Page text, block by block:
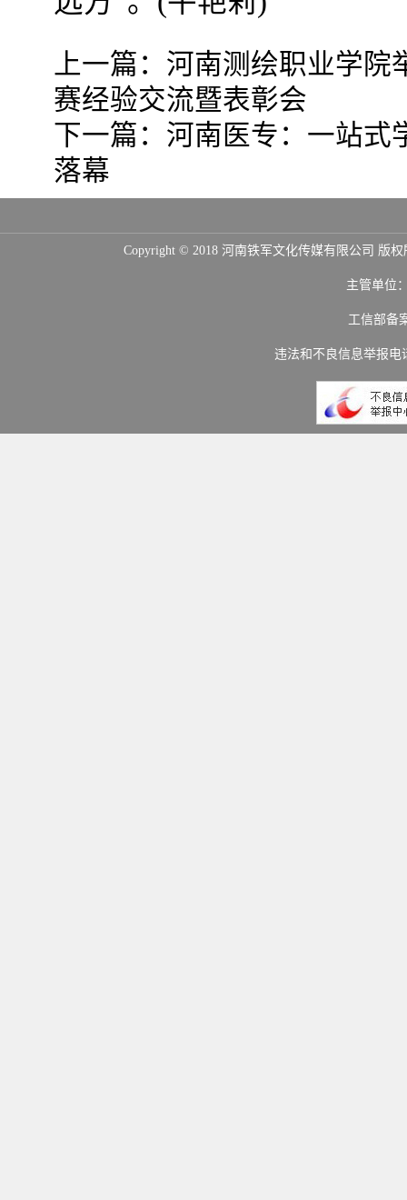
上一篇： 河南测绘职业学院
赛经验交流暨表彰会
下一篇： 河南医专：一站式
落幕
Copyright © 2018 河南铁军文化传媒有限公司 版
主管单位
工信部备
违法和不良信息举报